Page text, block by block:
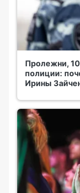
Пролежни,
полиции:
Ирины